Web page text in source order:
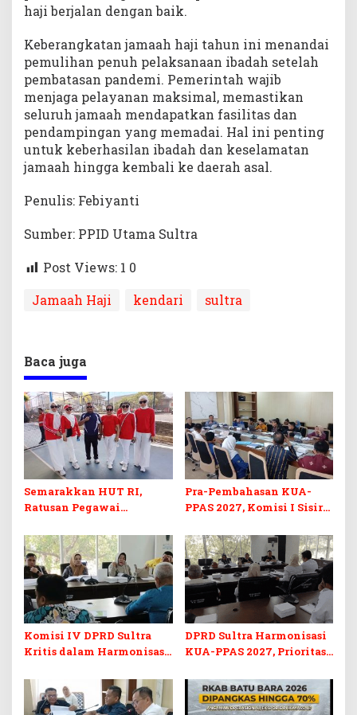
haji berjalan dengan baik.
Keberangkatan jamaah haji tahun ini menandai
pemulihan penuh pelaksanaan ibadah setelah
pembatasan pandemi. Pemerintah wajib
menjaga pelayanan maksimal, memastikan
seluruh jamaah mendapatkan fasilitas dan
pendampingan yang memadai. Hal ini penting
untuk keberhasilan ibadah dan keselamatan
jamaah hingga kembali ke daerah asal.
Penulis: Febiyanti
Sumber: PPID Utama Sultra
Post Views: 1 0
Jamaah Haji
kendari sultra
Baca juga
Semarakkan HUT RI,
Ratusan Pegawai
Ikuti Lomba Bola Gotong
Pra-Pembahasan KUA-
PPAS 2027, Komisi I Sisir
Berkelanjutan
Komisi IV DPRD Sultra
Kritis dalam Harmonisasi
Perubahan APBD 2026
DPRD Sultra Harmonisasi
KUA-PPAS 2027, Prioritas
dan Pelunasan Utang
Infrastruktur